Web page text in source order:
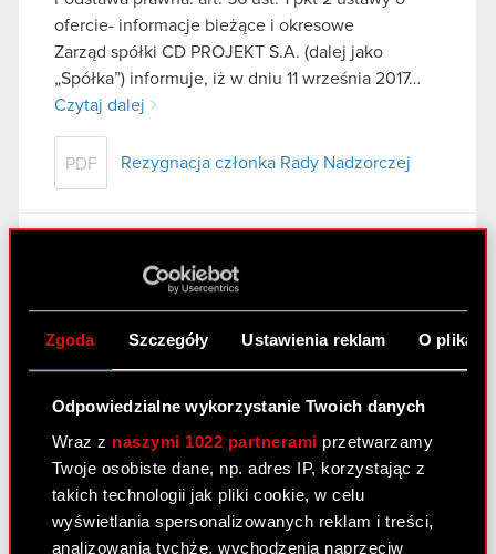
Zgoda Szczegóły Ustawienia reklam O
Odpowiedzialne wykorzystanie Twoich danych
Wraz z naszymi 1022 partnerami przetwarzamy
Twoje osobiste dane, np. adres IP, korzystając z
takich technologii jak pliki cookie, w celu
wyświetlania spersonalizowanych reklam i treści,
analizowania tychże, wychodzenia naprzeciw
ofercie- informacje bieżące i okresowe
Zarząd spółki CD PROJEKT S.A. (dalej jako
„Spółka”) informuje, iż w dniu 11 września 2017…
Czytaj dalej
PDF Rezygnacja członka Rady Nadzorczej
Raport bieżący nr 15/2017
13 lipca 2017 17:40 | raport bieżący
stanu posiadania akcji Nationale-Nederlanden
Temat raportu: Ujawnienie stanu posiadania akcji
akcji Treść raportu: Zarząd spółki CD PROJEKT
S.A. z siedzibą w Warszawie, ul…. Czytaj dalej
PDF Ujawnienie stanu posiadania akcji